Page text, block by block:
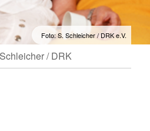
Foto: S. Schleicher / DRK e.V.
/ DRK